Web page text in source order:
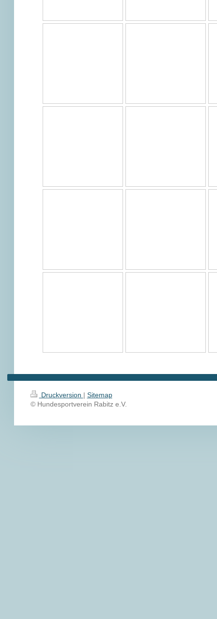
Druckversion | Sitemap
© Hundesportverein Rabitz e.V.